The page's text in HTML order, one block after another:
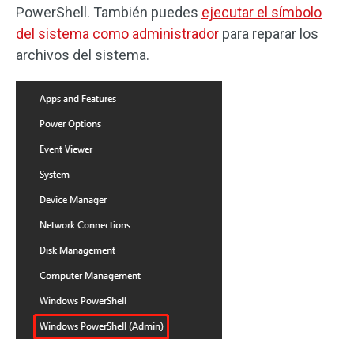
PowerShell. También puedes ejecutar el símbolo
del sistema como administrador para reparar los
archivos del sistema.